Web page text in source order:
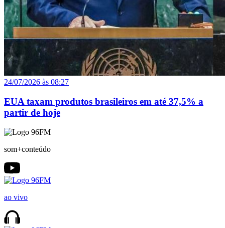
24/07/2026 às 08:27
EUA taxam produtos brasileiros em até 37,5% a
partir de hoje
som+conteúdo
ao vivo